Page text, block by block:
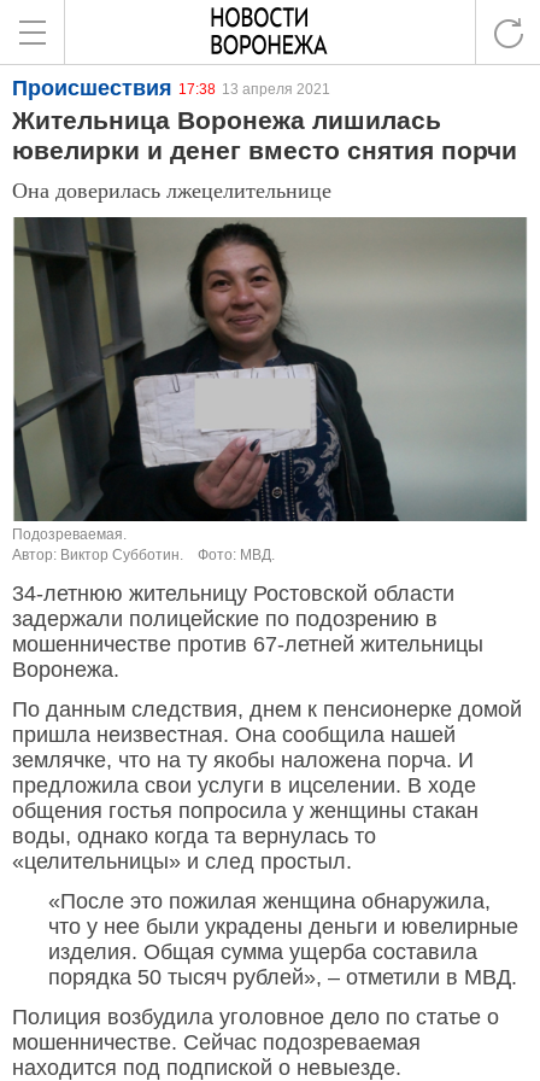
Происшествия 17:38 13 апреля 2021
Жительница Воронежа лишилась
ювелирки и денег вместо снятия порчи
Она доверилась лжецелительнице
Подозреваемая.
Автор: Виктор Субботин.
Фото: МВД.
34-летнюю жительницу Ростовской области
задержали полицейские по подозрению в
мошенничестве против 67-летней жительницы
Воронежа.
По данным следствия, днем к пенсионерке домой
пришла неизвестная. Она сообщила нашей
землячке, что на ту якобы наложена порча. И
предложила свои услуги в ицселении. В ходе
общения гостья попросила у женщины стакан
воды, однако когда та вернулась то
«целительницы» и след простыл.
«После это пожилая женщина обнаружила,
что у нее были украдены деньги и ювелирные
изделия. Общая сумма ущерба составила
порядка 50 тысяч рублей», – отметили в МВД.
Полиция возбудила уголовное дело по статье о
мошенничестве. Сейчас подозреваемая
находится под подпиской о невыезде.